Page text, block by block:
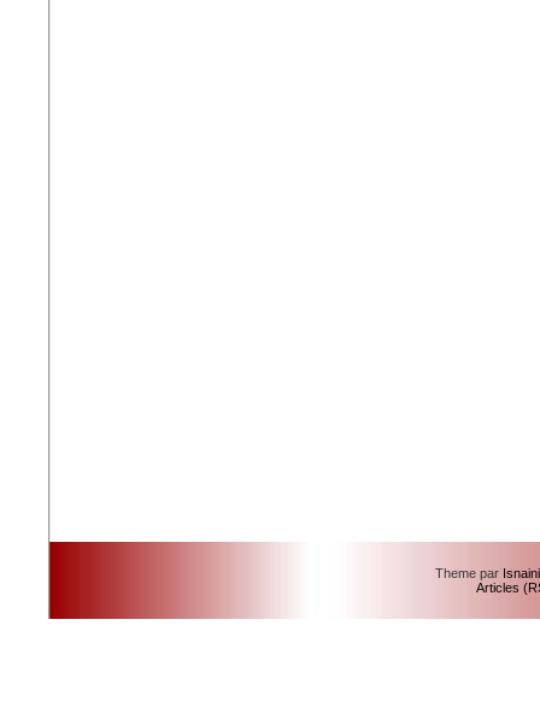
Theme par
Articles